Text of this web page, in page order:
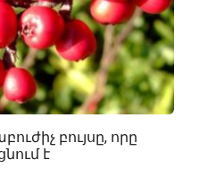
բույսը, որը
է